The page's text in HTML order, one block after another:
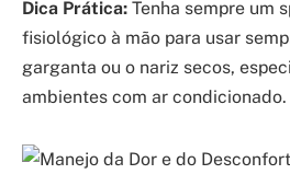
Dica Prática: Tenha sempre um
fisiológico à mão para usar
garganta ou o nariz secos,
ambientes com ar condicionado.